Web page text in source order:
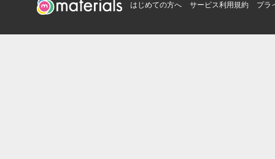
はじめての方へ サービス利用規約 プラ